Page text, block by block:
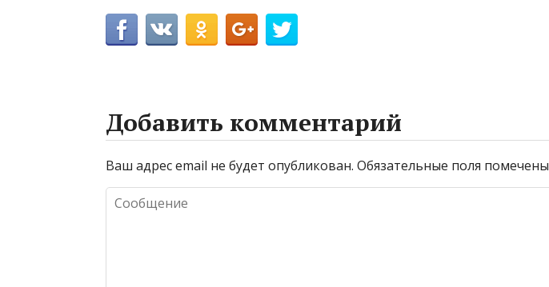
Добавить комментарий
Ваш адрес email не будет опубликован. Обязательные поля помечены